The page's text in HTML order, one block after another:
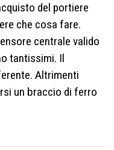
del portiere
che cosa fare.
centrale valido
tantissimi. Il
Altrimenti
un braccio di ferro